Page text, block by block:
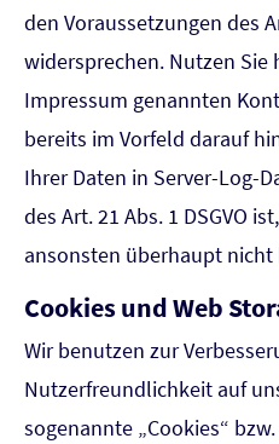
den Voraussetzungen des
widersprechen. Nutzen Sie
Impressum genannten
bereits im Vorfeld darauf
Ihrer Daten in Server-Log-
des Art. 21 Abs. 1 DSGVO
ansonsten überhaupt
Cookies und Web
Wir benutzen zur
Nutzerfreundlichkeit auf
sogenannte „Cookies“